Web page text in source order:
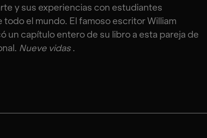
y sus experiencias con estudiantes
todo el mundo. El famoso escritor William
un capítulo entero de su libro a esta pareja de
Nueve vidas.